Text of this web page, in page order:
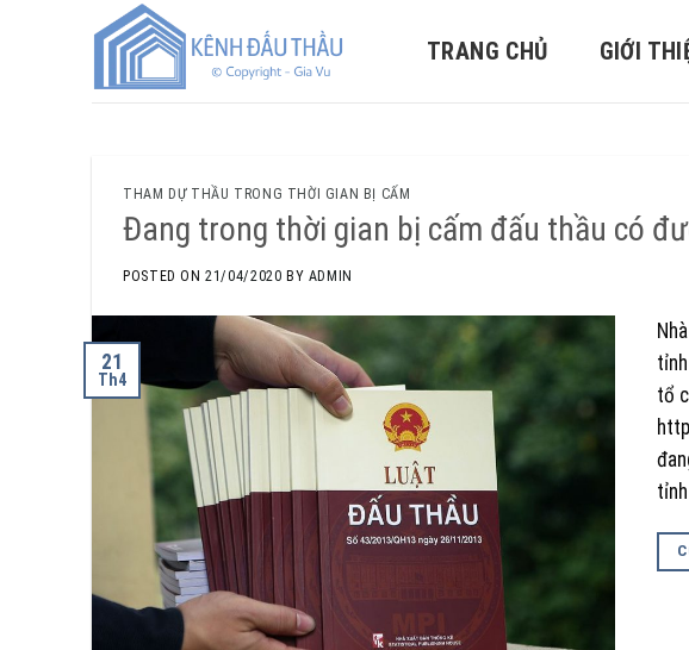
TRANG CHỦ GIỚI
THAM DỰ THẦU TRONG THỜI GIAN BỊ CẤM
Đang trong thời gian bị cấm đấu thầu có
POSTED ON21/04/2020 BY ADMIN
21
Th4
tổ